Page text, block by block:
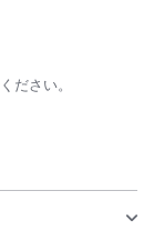
ださい。